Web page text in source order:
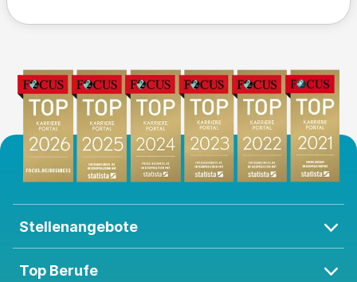
Stellenangebote
Top Berufe